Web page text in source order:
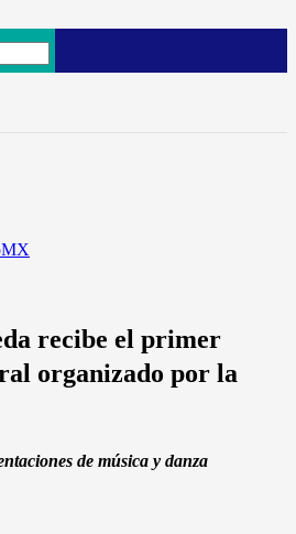
recibe el primer
organizado por la
de música y danza